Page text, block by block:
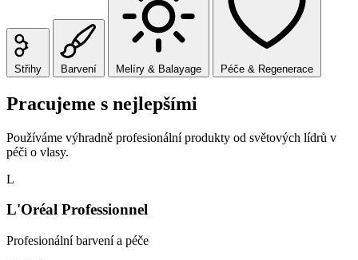
Střihy Barvení Melíry & Balayage Péče & Regenerace
Pracujeme s nejlepšími
Používáme výhradně profesionální produkty od světových lídrů v
péči o vlasy.
L
L'Oréal Professionnel
Profesionální barvení a péče